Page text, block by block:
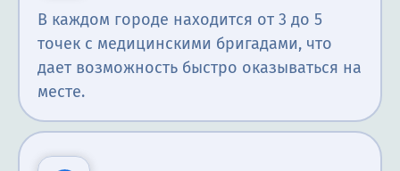
В каждом городе находится от 3 до 5
точек с медицинскими бригадами, что
дает возможность быстро оказываться на
месте.